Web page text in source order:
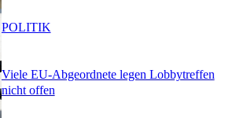
Viele EU-Abgeordnete legen Lobbytreffen
nicht offen
POLITIK